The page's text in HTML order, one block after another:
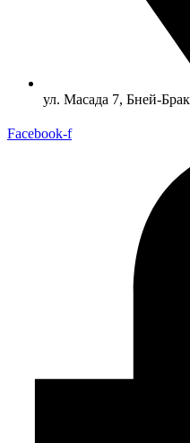
ул. Масада 7, Бней-
Facebook-f